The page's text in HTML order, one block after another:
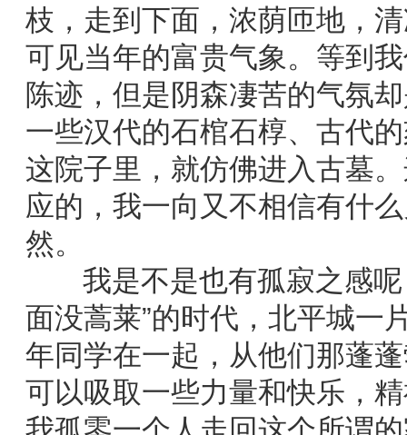
枝，走到下面，浓荫匝地，
可见当年的富贵气象。等到
陈迹，但是阴森凄苦的气氛
一些汉代的石棺石椁、古代
这院子里，就仿佛进入古墓
应的，我一向又不相信有什
然。
我是不是也有孤寂之感呢
面没蒿莱”的时代，北平城一
年同学在一起，从他们那蓬
可以吸取一些力量和快乐，